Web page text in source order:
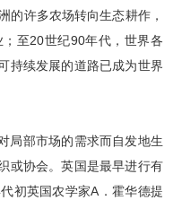
的许多农场转向生态耕作，
至20世纪90年代，世界各
持续发展的道路已成为世界
部市场的需求而自发地生
或协会。英国是最早进行有
初英国农学家A．霍华德提